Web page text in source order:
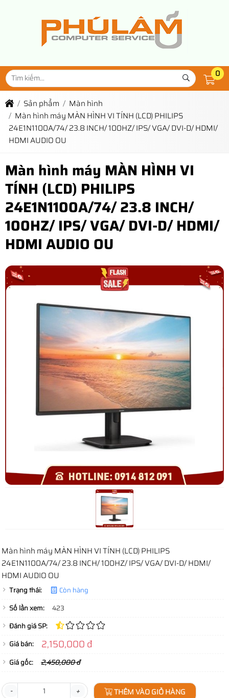
0
Sản phẩm
Màn hình
Màn hình máy MÀN HÌNH VI TÍNH (LCD) PHILIPS
24E1N1100A/74/ 23.8 INCH/ 100HZ/ IPS/ VGA/ DVI-D/ HDMI/
HDMI AUDIO OU
Màn hình máy MÀN HÌNH VI
TÍNH (LCD) PHILIPS
24E1N1100A/74/ 23.8 INCH/
100HZ/ IPS/ VGA/ DVI-D/ HDMI/
HDMI AUDIO OU
Màn hình máy MÀN HÌNH VI TÍNH (LCD) PHILIPS
24E1N1100A/74/ 23.8 INCH/ 100HZ/ IPS/ VGA/ DVI-D/ HDMI/
HDMI AUDIO OU
Trạng thái:
Còn hàng
Số lần xem:
423
Đánh giá SP:
Giá bán:
2,150,000 đ
Giá gốc: 2,450,000 đ
- + THÊM VÀO GIỎ HÀNG